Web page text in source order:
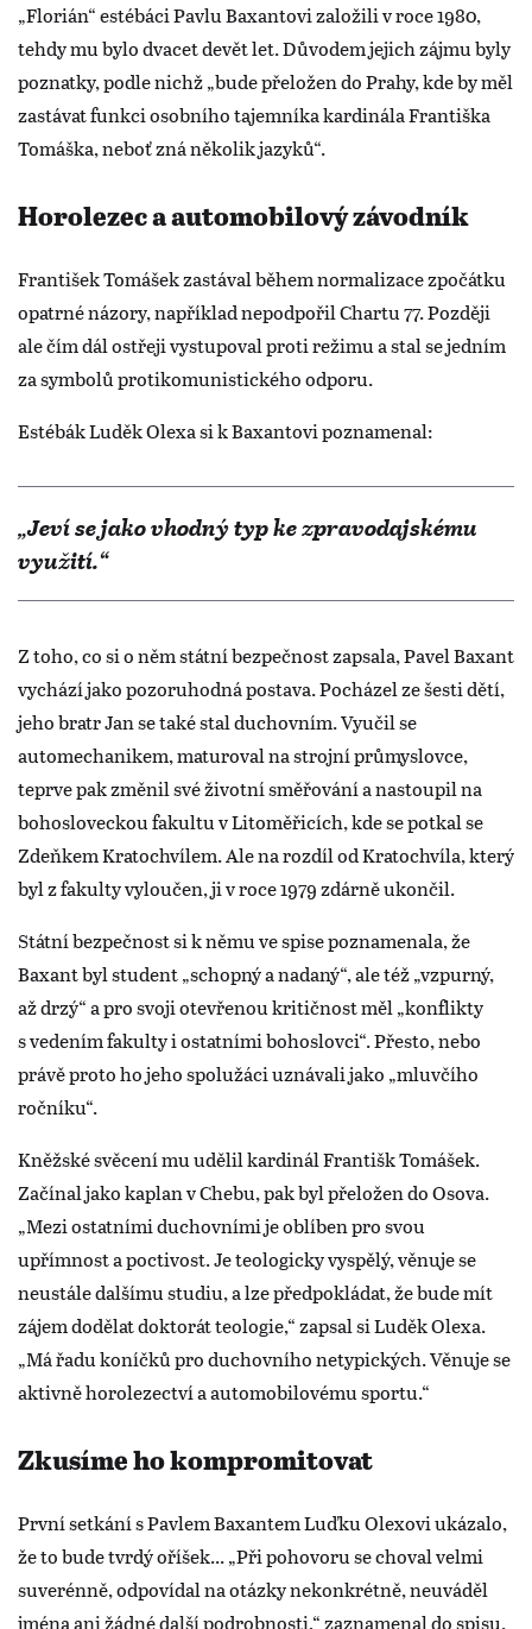
„Florián“ estébáci Pavlu Baxantovi založili v roce 1980,
tehdy mu bylo dvacet devět let. Důvodem jejich zájmu byly
poznatky, podle nichž „bude přeložen do Prahy, kde by měl
zastávat funkci osobního tajemníka kardinála Františka
Tomáška, neboť zná několik jazyků“.
Horolezec a automobilový závodník
František Tomášek zastával během normalizace zpočátku
opatrné názory, například nepodpořil Chartu 77. Později
ale čím dál ostřeji vystupoval proti režimu a stal se jedním
za symbolů protikomunistického odporu.
Estébák Luděk Olexa si k Baxantovi poznamenal:
„Jeví se jako vhodný typ ke zpravodajskému
využití.“
Z toho, co si o něm státní bezpečnost zapsala, Pavel Baxant
vychází jako pozoruhodná postava. Pocházel ze šesti dětí,
jeho bratr Jan se také stal duchovním. Vyučil se
automechanikem, maturoval na strojní průmyslovce,
teprve pak změnil své životní směřování a nastoupil na
bohosloveckou fakultu v Litoměřicích, kde se potkal se
Zdeňkem Kratochvílem. Ale na rozdíl od Kratochvíla, který
byl z fakulty vyloučen, ji v roce 1979 zdárně ukončil.
Státní bezpečnost si k němu ve spise poznamenala, že
Baxant byl student „schopný a nadaný“, ale též „vzpurný,
až drzý“ a pro svoji otevřenou kritičnost měl „konflikty
s vedením fakulty i ostatními bohoslovci“. Přesto, nebo
právě proto ho jeho spolužáci uznávali jako „mluvčího
ročníku“.
Kněžské svěcení mu udělil kardinál Františk Tomášek.
Začínal jako kaplan v Chebu, pak byl přeložen do Osova.
„Mezi ostatními duchovními je oblíben pro svou
upřímnost a poctivost. Je teologicky vyspělý, věnuje se
neustále dalšímu studiu, a lze předpokládat, že bude mít
zájem dodělat doktorát teologie,“ zapsal si Luděk Olexa.
„Má řadu koníčků pro duchovního netypických. Věnuje se
aktivně horolezectví a automobilovému sportu.“
Zkusíme ho kompromitovat
První setkání s Pavlem Baxantem Luďku Olexovi ukázalo,
že to bude tvrdý oříšek... „Při pohovoru se choval velmi
suverénně, odpovídal na otázky nekonkrétně, neuváděl
jména ani žádné další podrobnosti,“ zaznamenal do spisu.